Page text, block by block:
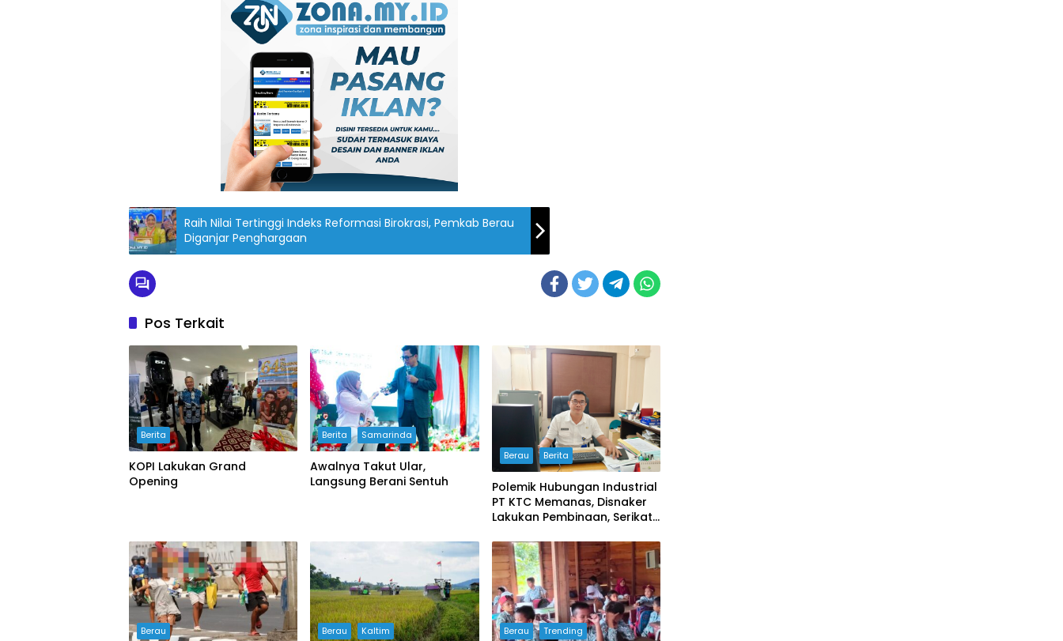
Raih Nilai Tertinggi Indeks Reformasi Birokrasi, Pemkab Berau
Diganjar Penghargaan
Pos Terkait
Berita
KOPI Lakukan Grand
Opening
Berita Samarinda
Awalnya Takut Ular,
Langsung Berani Sentuh
Berau Berita
Polemik Hubungan Industrial
PT KTC Memanas, Disnaker
Lakukan Pembinaan, Serikat
Berau Berau Kaltim Berau Trending